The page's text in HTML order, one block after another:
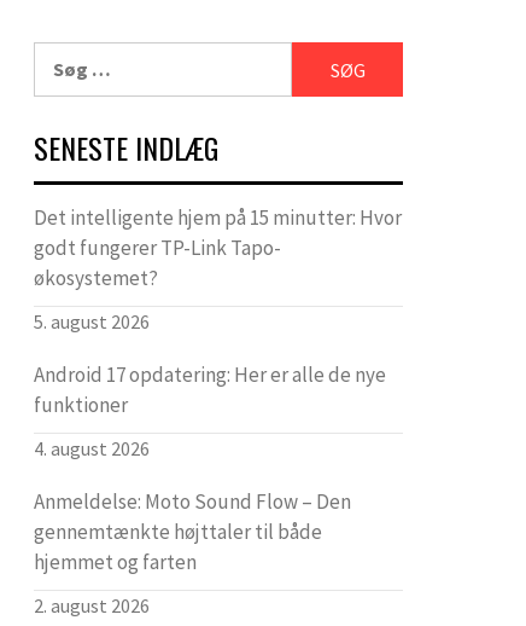
efter:
SENESTE INDLÆG
Det intelligente hjem på 15 minutter: Hvor
godt fungerer TP-Link Tapo-
økosystemet?
5. august 2026
Android 17 opdatering: Her er alle de nye
funktioner
4. august 2026
Anmeldelse: Moto Sound Flow – Den
gennemtænkte højttaler til både
hjemmet og farten
2. august 2026